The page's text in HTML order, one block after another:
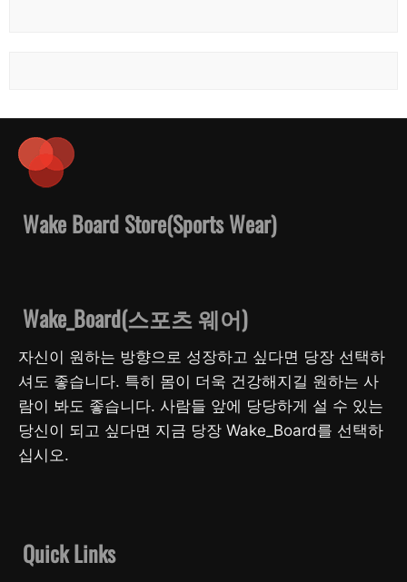
Wake Board Store(Sports Wear)
Wake_Board(스포츠 웨어)
자신이 원하는 방향으로 성장하고 싶다면 당장 선택하
셔도 좋습니다. 특히 몸이 더욱 건강해지길 원하는 사
람이 봐도 좋습니다. 사람들 앞에 당당하게 설 수 있는
당신이 되고 싶다면 지금 당장 Wake_Board를 선택하
십시오.
Quick Links